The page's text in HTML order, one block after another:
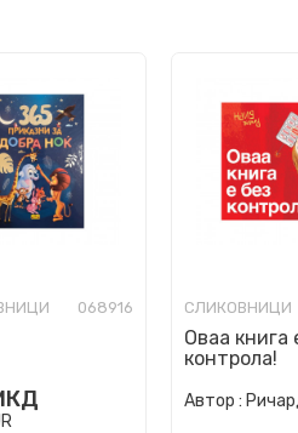
068916 СЛИКОВНИЦИ
Оваа книга
контрола!
Автор :